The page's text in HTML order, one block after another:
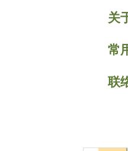
关
常
联